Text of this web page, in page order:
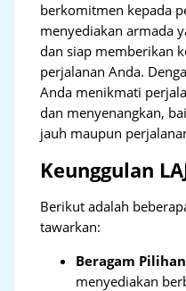
berkomitmen kepada
menyediakan armada
dan siap memberikan
perjalanan Anda.
Anda menikmati
dan menyenangkan,
jauh maupun
Keunggulan
Berikut adalah
tawarkan:
Beragam
menyediakan